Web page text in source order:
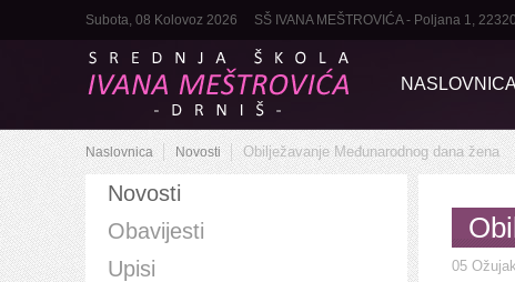
Subota, 08 Kolovoz 2026 SŠ IVANA MEŠTROVIĆA - Poljana 1,
NASLOVNICA
Naslovnica Novosti Obilježavanje Međunarodnog dana žena
05
Novosti
Obavijesti
Upisi